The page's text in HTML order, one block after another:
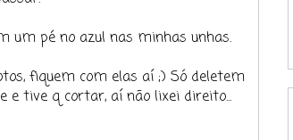
um pé no azul nas minhas unhas.
fiquem com elas aí ;) Só deletem
tive q cortar, aí não lixei direito...